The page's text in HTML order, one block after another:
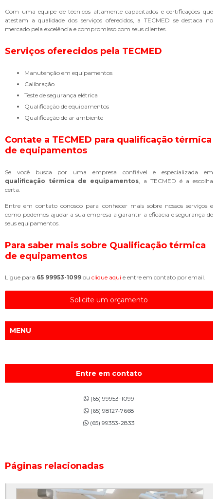
Com uma equipe de técnicos altamente capacitados e certificações que
atestam a qualidade dos serviços oferecidos, a TECMED se destaca no
mercado pela excelência e compromisso com seus clientes.
Serviços oferecidos pela TECMED
Manutenção em equipamentos
Calibração
Teste de segurança elétrica
Qualificação de equipamentos
Qualificação de ar ambiente
Contate a TECMED para qualificação térmica
de equipamentos
Se você busca por uma empresa confiável e especializada em
qualificação térmica de equipamentos, a TECMED é a escolha
certa.
Entre em contato conosco para conhecer mais sobre nossos serviços e
como podemos ajudar a sua empresa a garantir a eficácia e segurança de
seus equipamentos.
Para saber mais sobre Qualificação térmica
de equipamentos
Ligue para 65 99953-1099 ou clique aqui e entre em contato por email.
Solicite um orçamento
MENU
Entre em contato
(65) 99953-1099
(65) 98127-7668
(65) 99353-2833
Páginas relacionadas